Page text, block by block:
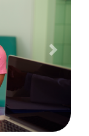
Next